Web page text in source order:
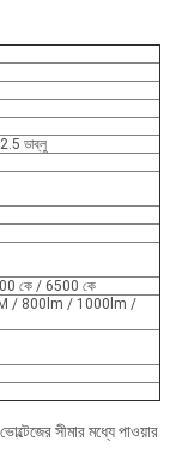
ডাব্লু
কে / 6500 কে
/ 800lm / 1000lm /
সীমার মধ্যে পাওয়ার